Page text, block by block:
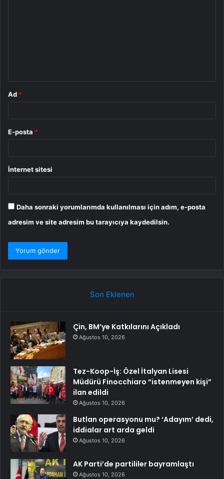
Ad *
E-posta *
İnternet sitesi
Daha sonraki yorumlarımda kullanılması için adım, e-posta
adresim ve site adresim bu tarayıcıya kaydedilsin.
Son Eklenen
Çin, BM’ye Katkılarını Açıkladı
Ağustos 10, 2026
Tez-Koop-İş: Özel İtalyan Lisesi
Müdürü Finocchiaro “istenmeyen kişi”
ilan edildi
Ağustos 10, 2026
Butlan operasyonu mu? ‘Adayım’ dedi,
iddialar art arda geldi
Ağustos 10, 2026
AK Parti’de partililer bayramlaştı
Ağustos 10, 2026